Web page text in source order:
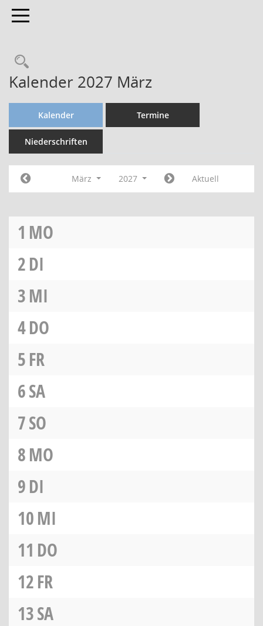
Toggle navigation
Kalender 2027 März
Kalender Termine
Niederschriften
März 2027 Aktuell
1 MO
2DI
3MI
4DO
5FR
6SA
7SO
8MO
9DI
10MI
11 DO
12FR
13SA